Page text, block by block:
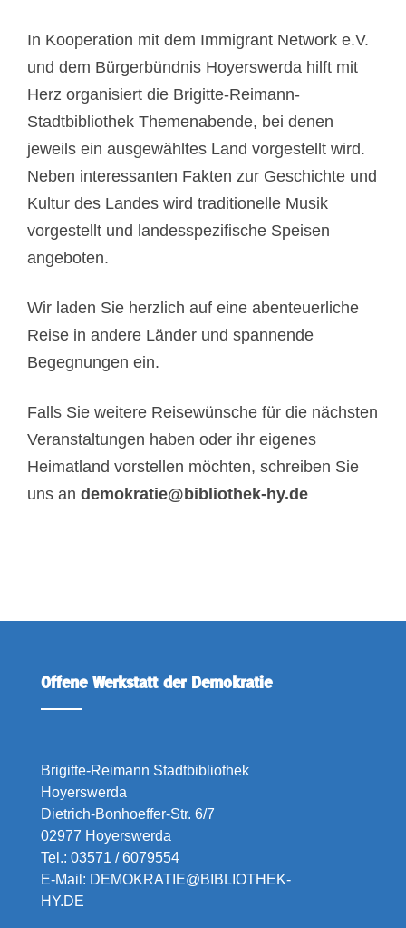
In Kooperation mit dem Immigrant Network e.V.
und dem Bürgerbündnis Hoyerswerda hilft mit
Herz organisiert die Brigitte-Reimann-
Stadtbibliothek Themenabende, bei denen
jeweils ein ausgewähltes Land vorgestellt wird.
Neben interessanten Fakten zur Geschichte und
Kultur des Landes wird traditionelle Musik
vorgestellt und landesspezifische Speisen
angeboten.
Wir laden Sie herzlich auf eine abenteuerliche
Reise in andere Länder und spannende
Begegnungen ein.
Falls Sie weitere Reisewünsche für die nächsten
Veranstaltungen haben oder ihr eigenes
Heimatland vorstellen möchten, schreiben Sie
uns an demokratie@bibliothek-hy.de
Offene Werkstatt der Demokratie
Brigitte-Reimann Stadtbibliothek
Hoyerswerda
Dietrich-Bonhoeffer-Str. 6/7
02977 Hoyerswerda
Tel.: 03571 / 6079554
E-Mail: DEMOKRATIE@BIBLIOTHEK-
HY.DE